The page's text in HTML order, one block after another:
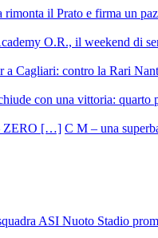
il Prato e firma un
O.R., il weekend di
a Cagliari: contro la Rari
con una vittoria: quarto
C M – una
ASI Nuoto Stadio